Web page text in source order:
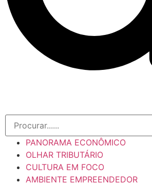
PANORAMA ECONÔMICO
OLHAR TRIBUTÁRIO
CULTURA EM FOCO
AMBIENTE EMPREENDEDOR